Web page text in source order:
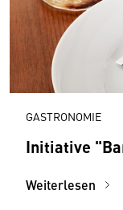
GASTRONOMIE
Initiative
Weiterlesen